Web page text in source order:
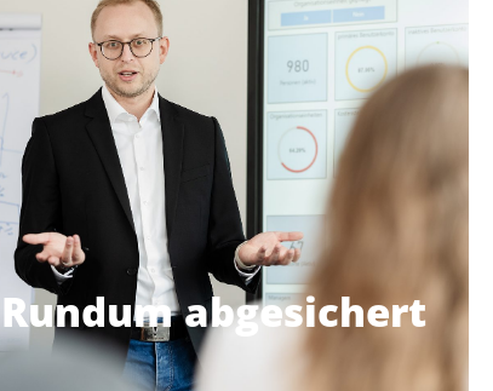
Rundum abgesichert
Rundum abgesichert
Du bist jederzeit abgesichert – beruflich wie
privat. Unsere Unfallversicherung schützt dich
24/7, zusätzlich bieten wir eine private
Krankenzusatzversicherung mit Zuschuss, die
dir Vorteile bei Zahngesundheit und
stationären Behandlungen bietet. Auch deine